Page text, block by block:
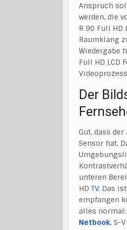
Anspruch
werden, die
R 90 Full HD
Raumklang
Wiedergabe
Full HD LCD
Der
Gut, dass
Sensor hat.
unteren
HD TV. Das
empfangen
alles normal:
Netbook, S-